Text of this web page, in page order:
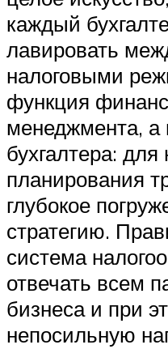
каждый
лавировать
налоговыми
функция
менеджмента, а
бухгалтера: для
планирования
глубокое
стратегию.
система
отвечать всем
бизнеса и при
непосильную